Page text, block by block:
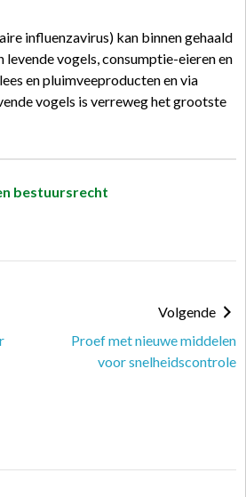
influenzavirus) kan binnen gehaald
vogels, consumptie-eieren en
en pluimveeproducten en via
vogels is verreweg het grootste
bestuursrecht
Volgende
Proef met nieuwe middelen
voor snelheidscontrole